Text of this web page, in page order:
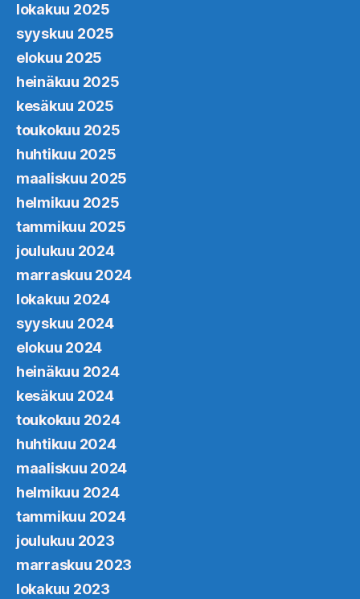
lokakuu 2025
syyskuu 2025
elokuu 2025
heinäkuu 2025
kesäkuu 2025
toukokuu 2025
huhtikuu 2025
maaliskuu 2025
helmikuu 2025
tammikuu 2025
joulukuu 2024
marraskuu 2024
lokakuu 2024
syyskuu 2024
elokuu 2024
heinäkuu 2024
kesäkuu 2024
toukokuu 2024
huhtikuu 2024
maaliskuu 2024
helmikuu 2024
tammikuu 2024
joulukuu 2023
marraskuu 2023
lokakuu 2023